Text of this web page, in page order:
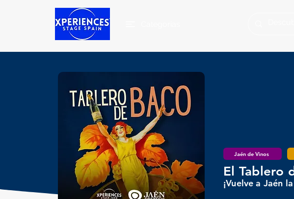
Jaén de Vinos
El Tablero
¡Vuelve a Jaén